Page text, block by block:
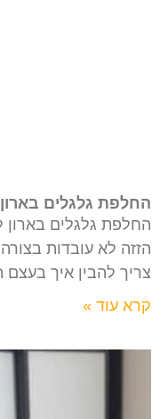
החלפת גלגלים בארון
החלפת גלגלים
הזזה לא עובדות
צריך להבין איך
קרא עוד »